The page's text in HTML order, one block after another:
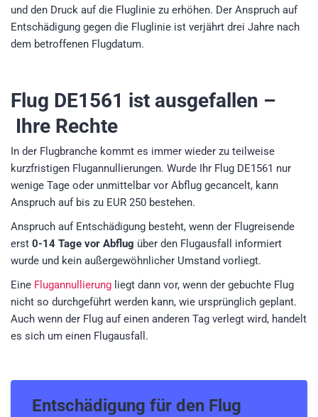
und den Druck auf die Fluglinie zu erhöhen. Der Anspruch auf
Entschädigung gegen die Fluglinie ist verjährt drei Jahre nach
dem betroffenen Flugdatum.
Flug DE1561 ist ausgefallen –
Ihre Rechte
In der Flugbranche kommt es immer wieder zu teilweise
kurzfristigen Flugannullierungen. Wurde Ihr Flug DE1561 nur
wenige Tage oder unmittelbar vor Abflug gecancelt, kann
Anspruch auf bis zu EUR 250 bestehen.
Anspruch auf Entschädigung besteht, wenn der Flugreisende
erst 0-14 Tage vor Abflug über den Flugausfall informiert
wurde und kein außergewöhnlicher Umstand vorliegt.
Eine Flugannullierung liegt dann vor, wenn der gebuchte Flug
nicht so durchgeführt werden kann, wie ursprünglich geplant.
Auch wenn der Flug auf einen anderen Tag verlegt wird, handelt
es sich um einen Flugausfall.
Entschädigung für den Flug